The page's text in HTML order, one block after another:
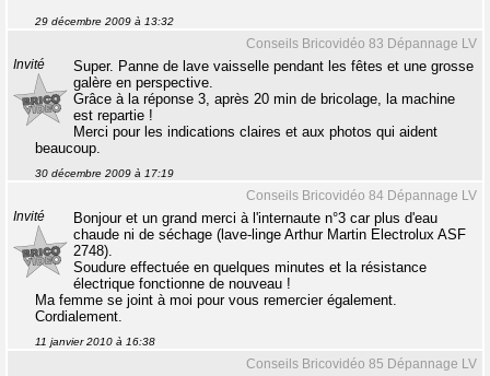
29 décembre 2009 à 13:32
Conseils Bricovidéo 83 Dépannage LV
Invité
Super. Panne de lave vaisselle pendant les fêtes et une grosse
galère en perspective.
Grâce à la réponse 3, après 20 min de bricolage, la machine
est repartie !
Merci pour les indications claires et aux photos qui aident
beaucoup.
30 décembre 2009 à 17:19
Conseils Bricovidéo 84 Dépannage LV
Invité
Bonjour et un grand merci à l'internaute n°3 car plus d'eau
chaude ni de séchage (lave-linge Arthur Martin Electrolux ASF
2748).
Soudure effectuée en quelques minutes et la résistance
électrique fonctionne de nouveau !
Ma femme se joint à moi pour vous remercier également.
Cordialement.
11 janvier 2010 à 16:38
Conseils Bricovidéo 85 Dépannage LV